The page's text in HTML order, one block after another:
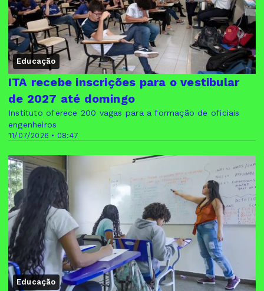
Educação
11/07/2026 • 08:47
ITA recebe inscrições para o vestibular
de 2027 até domingo
Instituto oferece 200 vagas para a formação de oficiais
engenheiros
Educação